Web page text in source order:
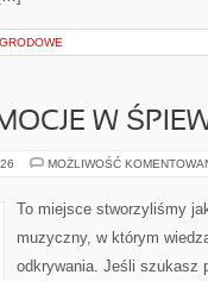
W
MOŻLIWOŚĆ
To miejsce stworzyliśmy
muzyczny, w którym
odkrywania. Jeśli szukasz